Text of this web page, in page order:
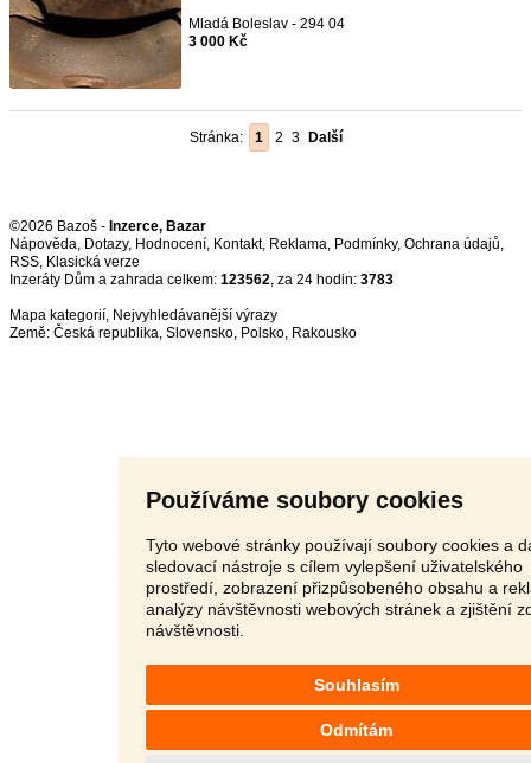
Používáme soubory cookies
Tyto webové stránky používají soubory cookies a
sledovací nástroje s cílem vylepšení uživatelského
prostředí, zobrazení přizpůsobeného obsahu a
analýzy návštěvnosti webových stránek a zjištění
návštěvnosti.
Souhlasím
Odmítám
Mladá Boleslav - 294 04
3 000 Kč
Stránka: 1 2 3 Další
©2026 Bazoš - Inzerce, Bazar
Nápověda, Dotazy, Hodnocení, Kontakt, Reklama, Podmínky, Ochrana údajů,
RSS,
Inzeráty Dům a zahrada celkem: 123562, za 24 hodin: 3783
Mapa kategorií, Nejvyhledávanější výrazy
Země: Česká republika, Slovensko, Polsko, Rakousko